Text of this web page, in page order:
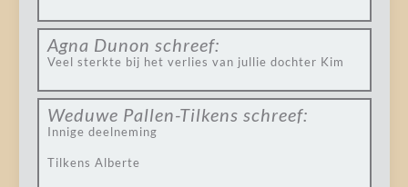
Agna Dunon schreef:
Veel sterkte bij het verlies van jullie dochter Kim
Weduwe Pallen-Tilkens schreef:
Innige deelneming
Tilkens Alberte